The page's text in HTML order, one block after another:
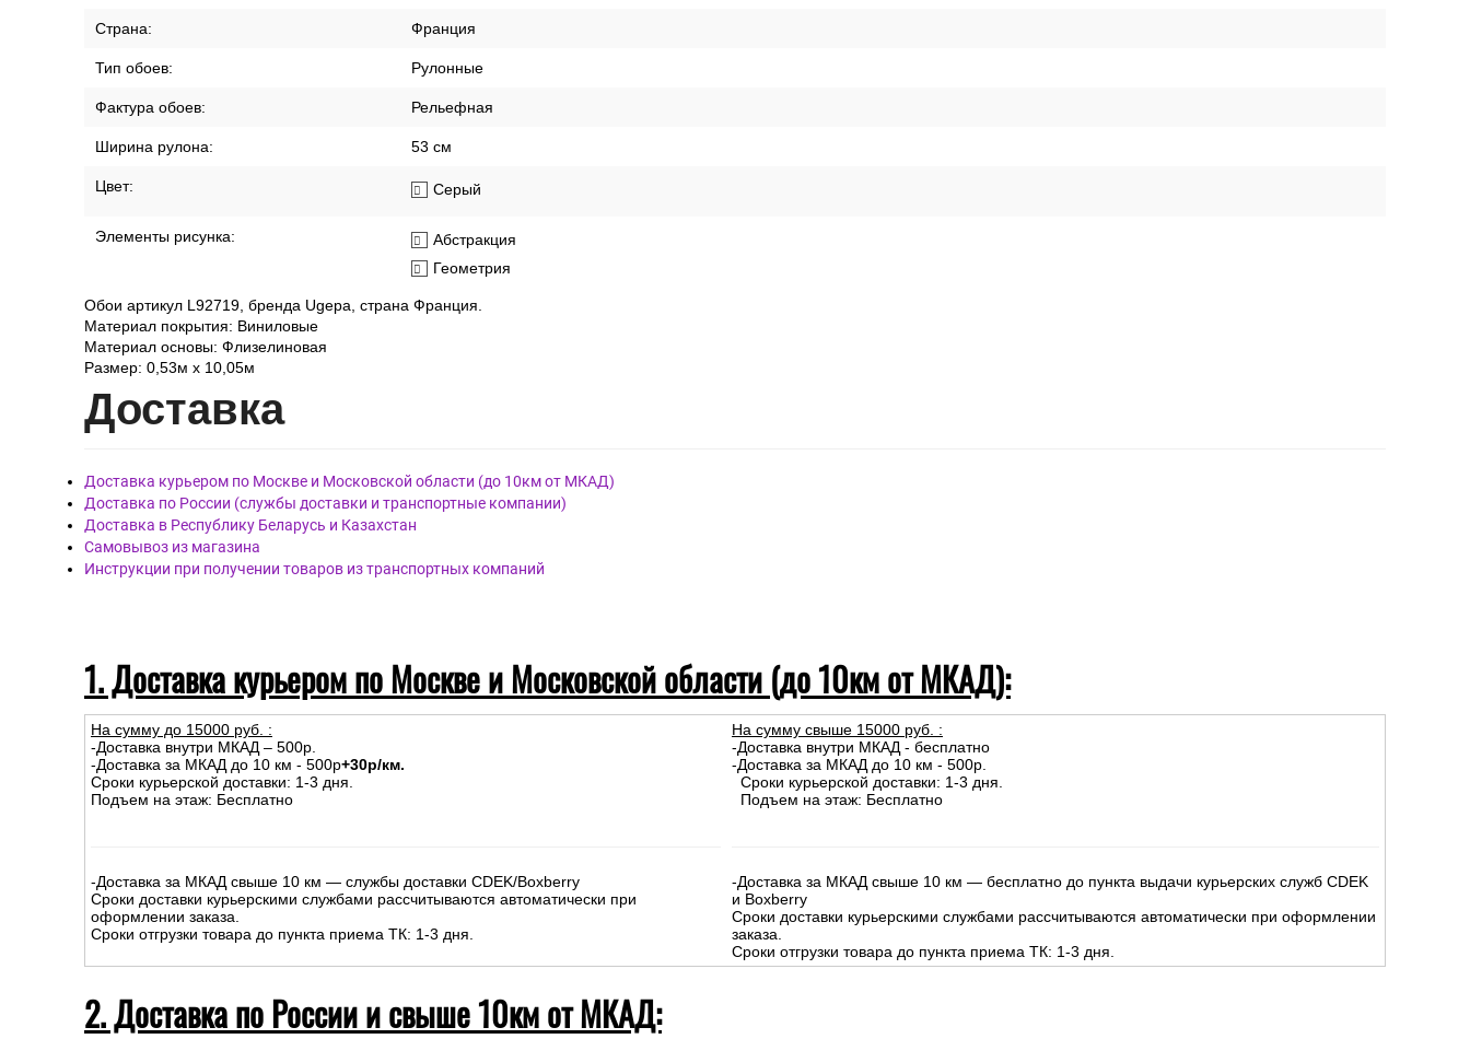
Страна: Франция
Тип обоев: Рулонные
Фактура обоев: Рельефная
Ширина рулона: 53 см
Цвет: Серый
Элементы рисунка:
Абстракция
Геометрия
Обои артикул L92719, бренда Ugepa, страна Франция.
Материал покрытия: Виниловые
Материал основы: Флизелиновая
Размер: 0,53м x 10,05м
Доставка
Доставка курьером по Москве и Московской области (до 10км от МКАД)
Доставка по России (службы доставки и транспортные компании)
Доставка в Республику Беларусь и Казахстан
Самовывоз из магазина
Инструкции при получении товаров из транспортных компаний
1. Доставка курьером по Москве и Московской области (до 10км от МКАД):
На сумму до 15000 руб. :
-Доставка внутри МКАД – 500р.
-Доставка за МКАД до 10 км - 500р+30р/км.
Сроки курьерской доставки: 1-3 дня.
Подъем на этаж: Бесплатно
-Доставка за МКАД свыше 10 км — службы доставки CDEK/Boxberry
Сроки доставки курьерскими службами рассчитываются автоматически при
оформлении заказа.
Сроки отгрузки товара до пункта приема ТК: 1-3 дня.
На сумму свыше 15000 руб. :
-Доставка внутри МКАД - бесплатно
-Доставка за МКАД до 10 км - 500р.
Сроки курьерской доставки: 1-3 дня.
Подъем на этаж: Бесплатно
-Доставка за МКАД свыше 10 км — бесплатно до пункта выдачи курьерских служб CDEK
и Boxberry
Сроки доставки курьерскими службами рассчитываются автоматически при оформлении
заказа.
Сроки отгрузки товара до пункта приема ТК: 1-3 дня.
2. Доставка по России и свыше 10км от МКАД: